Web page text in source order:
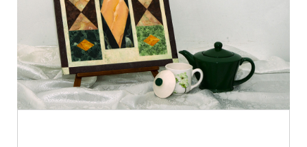
Finto Marmo